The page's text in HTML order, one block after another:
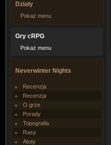
Działy
Pokaż menu
Gry cRPG
Pokaż menu
Neverwinter Nights
Recenzja
Recenzja
O grze
Porady
Topografia
Rasy
Atuty